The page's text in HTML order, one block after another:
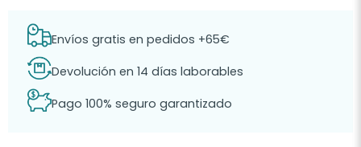
Envíos gratis en pedidos +65€
Devolución en 14 días laborables
Pago 100% seguro garantizado